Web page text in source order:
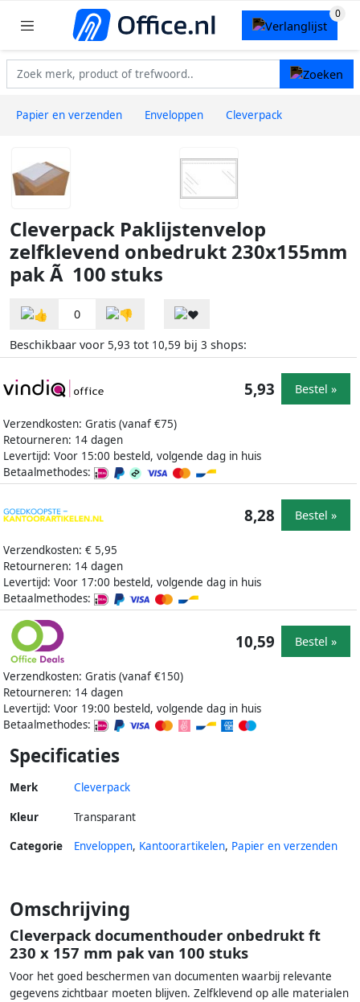
Papier en verzenden Enveloppen Cleverpack
Cleverpack Paklijstenvelop
zelfklevend onbedrukt 230x155mm
pak Ã 100 stuks
0
Beschikbaar voor 5,93 tot 10,59 bij 3 shops:
Verzendkosten: Gratis (vanaf €75)
Retourneren: 14 dagen
Levertijd: Voor 15:00 besteld, volgende dag in huis
Betaalmethodes:
5,93 Bestel »
Verzendkosten: € 5,95
Retourneren: 14 dagen
Levertijd: Voor 17:00 besteld, volgende dag in huis
Betaalmethodes:
8,28 Bestel »
Verzendkosten: Gratis (vanaf €150)
Retourneren: 14 dagen
Levertijd: Voor 19:00 besteld, volgende dag in huis
Betaalmethodes:
10,59 Bestel »
Specificaties
Merk Cleverpack
Kleur
Transparant
Categorie
Enveloppen, Kantoorartikelen, Papier en verzenden
Omschrijving
Cleverpack documenthouder onbedrukt ft
230 x 157 mm pak van 100 stuks
Voor het goed beschermen van documenten waarbij relevante
gegevens zichtbaar moeten blijven. Zelfklevend op alle materialen